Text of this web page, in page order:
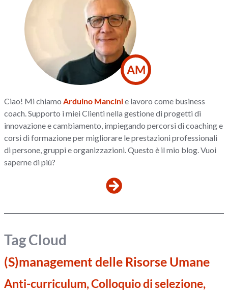
AM
Ciao! Mi chiamoArduino Mancinie lavoro come business
coach. Supporto i miei Clienti nella gestione di progetti di
innovazione e cambiamento, impiegando percorsi di coaching e
corsi di formazione per migliorare le prestazioni professionali
di persone, gruppi e organizzazioni. Questo è il mio blog. Vuoi
saperne di più?
Tag Cloud
(S)management delle Risorse Umane
Anti-curriculum, Colloquio di selezione,